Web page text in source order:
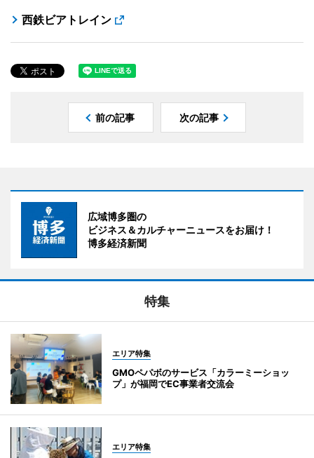
西鉄ビアトレイン
前の記事 次の記事
広域博多圏の
ビジネス＆カルチャーニュースをお届け！
博多経済新聞
特集
エリア特集
GMOペパボのサービス「カラーミーショッ
プ」が福岡でEC事業者交流会
エリア特集